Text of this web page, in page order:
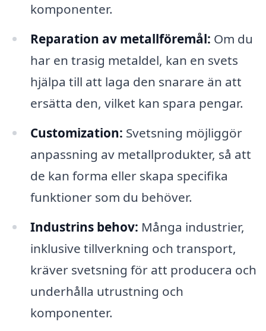
komponenter.
Reparation av metallföremål: Om du
har en trasig metaldel, kan en svets
hjälpa till att laga den snarare än att
ersätta den, vilket kan spara pengar.
Customization: Svetsning möjliggör
anpassning av metallprodukter, så att
de kan forma eller skapa specifika
funktioner som du behöver.
Industrins behov: Många industrier,
inklusive tillverkning och transport,
kräver svetsning för att producera och
underhålla utrustning och
komponenter.